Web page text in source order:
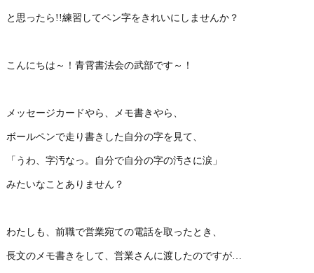
と思ったら!!練習してペン字をきれいにしませんか？
こんにちは～！青霄書法会の武部です～！
メッセージカードやら、メモ書きやら、
ボールペンで走り書きした自分の字を見て、
「うわ、字汚なっ。自分で自分の字の汚さに涙」
みたいなことありません？
わたしも、前職で営業宛ての電話を取ったとき、
長文のメモ書きをして、営業さんに渡したのですが…